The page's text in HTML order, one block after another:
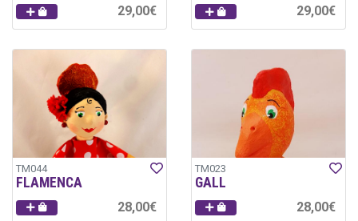
29,00€ 29,00€
TM044
FLAMENCA
28,00€
TM023
GALL
28,00€